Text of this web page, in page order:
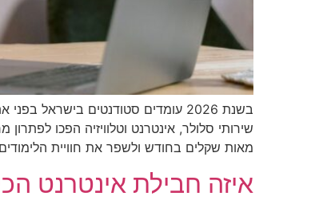
בשנת 2026 עומדים סטודנטים
שירותי סלולר, אינטרנט וטלוויזיה הפכו
מאות שקלים בחודש ולשפר את חוויית
איזה חבילת אינטרנט